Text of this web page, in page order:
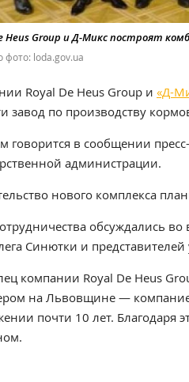
Heus Group и Д-Микс построят
фото: loda.gov.ua
Royal De Heus Group и «Д-
завод по производству
говорится в сообщении
администрации.
нового комплекса
обсуждались
Синютки и
компании Royal De Heus
на Львовщине —
почти 10 лет. Благодаря